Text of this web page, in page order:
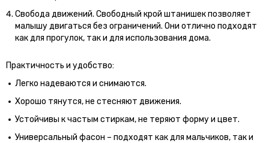
Свобода движений. Свободный крой штанишек позволяет
малышу двигаться без ограничений. Они отлично подходят
как для прогулок, так и для использования дома.
Практичность и удобство:
Легко надеваются и снимаются.
Хорошо тянутся, не стесняют движения.
Устойчивы к частым стиркам, не теряют форму и цвет.
Универсальный фасон – подходят как для мальчиков, так и